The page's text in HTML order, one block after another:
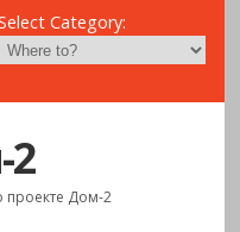
Category:
проекте Дом-2